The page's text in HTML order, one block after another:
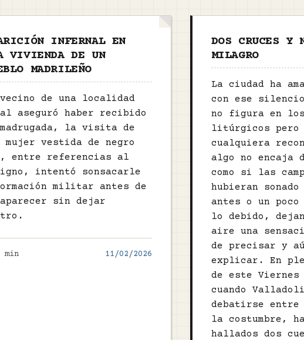
INFERNAL EN
VIVIENDA DE UN
MADRILEÑO
vecino de una localidad
aseguró haber recibido
la visita de
mujer vestida de negro
entre referencias al
intentó sonsacarle
militar antes de
sin dejar
11/02/2026
DOS CRUCES Y
MILAGRO
La ciudad ha
con ese silencio
no figura en
litúrgicos pero
cualquiera
algo no encaja
como si las
hubieran sonado
antes o un poco
lo debido,
aire una
de precisar y
explicar. En
de este Viernes
cuando
debatirse
la costumbre,
hallados dos